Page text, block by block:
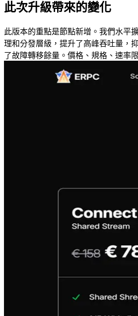
此次升級帶來的變化
此版本的重點是節點新增。我們水平
理和分發層級，提升了高峰吞吐量，
了故障轉移餘量。價格、規格、速率